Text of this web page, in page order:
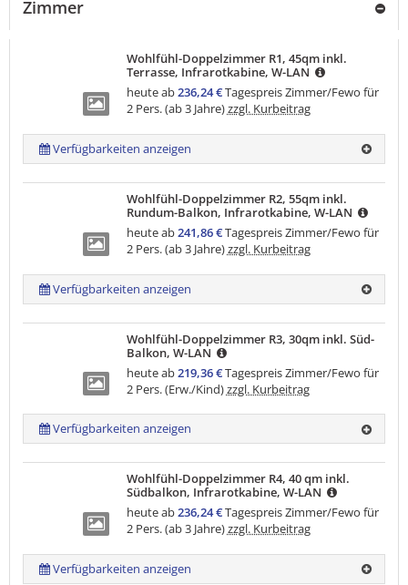
Zimmer
Wohlfühl-Doppelzimmer R1, 45qm inkl.
Terrasse, Infrarotkabine, W-LAN
heute ab236,24 €Tagespreis Zimmer/Fewo für
2 Pers. (ab 3 Jahre)zzgl. Kurbeitrag
Verfügbarkeiten anzeigen
Wohlfühl-Doppelzimmer R2, 55qm inkl.
Rundum-Balkon, Infrarotkabine, W-LAN
heute ab241,86 €Tagespreis Zimmer/Fewo für
2 Pers. (ab 3 Jahre)zzgl. Kurbeitrag
Verfügbarkeiten anzeigen
Wohlfühl-Doppelzimmer R3, 30qm inkl. Süd-
Balkon, W-LAN
heute ab219,36 €Tagespreis Zimmer/Fewo für
2 Pers. (Erw./Kind)zzgl. Kurbeitrag
Verfügbarkeiten anzeigen
Wohlfühl-Doppelzimmer R4, 40 qm inkl.
Südbalkon, Infrarotkabine, W-LAN
heute ab236,24 €Tagespreis Zimmer/Fewo für
2 Pers. (ab 3 Jahre)zzgl. Kurbeitrag
Verfügbarkeiten anzeigen